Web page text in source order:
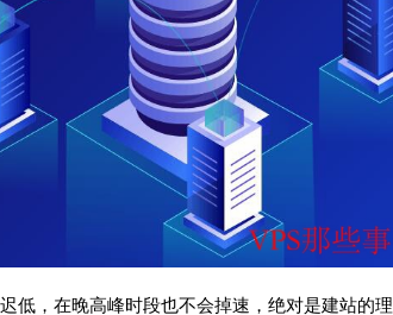
低，在晚高峰时段也不会掉速，绝对是建站的理